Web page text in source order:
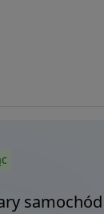
samochód